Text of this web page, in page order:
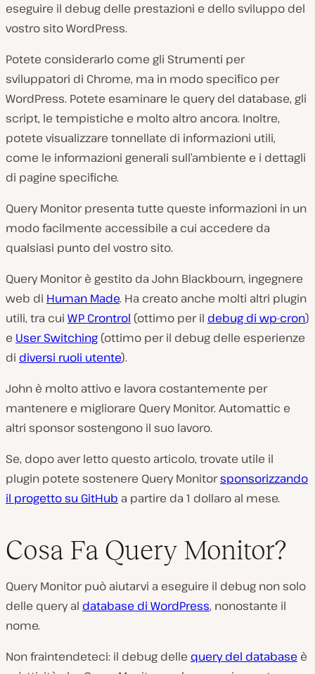
eseguire il debug delle prestazioni e dello sviluppo del
vostro sito WordPress.
Potete considerarlo come gli Strumenti per
sviluppatori di Chrome, ma in modo specifico per
WordPress. Potete esaminare le query del database, gli
script, le tempistiche e molto altro ancora. Inoltre,
potete visualizzare tonnellate di informazioni utili,
come le informazioni generali sull’ambiente e i dettagli
di pagine specifiche.
Query Monitor presenta tutte queste informazioni in un
modo facilmente accessibile a cui accedere da
qualsiasi punto del vostro sito.
Query Monitor è gestito da John Blackbourn, ingegnere
web di Human Made. Ha creato anche molti altri plugin
utili, tra cui WP Crontrol (ottimo per il debug di wp-cron)
e User Switching (ottimo per il debug delle esperienze
di diversi ruoli utente).
John è molto attivo e lavora costantemente per
mantenere e migliorare Query Monitor. Automattic e
altri sponsor sostengono il suo lavoro.
Se, dopo aver letto questo articolo, trovate utile il
plugin potete sostenere Query Monitorsponsorizzando
il progetto su GitHub a partire da 1 dollaro al mese.
Cosa Fa Query Monitor?
Query Monitor può aiutarvi a eseguire il debug non solo
delle query al database di WordPress, nonostante il
nome.
Non fraintendeteci: il debug delle query del database è